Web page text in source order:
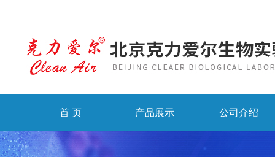
首 页 产品展示 公司介绍